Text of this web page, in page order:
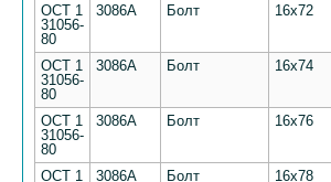
ОСТ 1
31056-
80
3086А Болт 16х72
ОСТ 1
31056-
80
3086А Болт 16х74
ОСТ 1
31056-
80
3086А Болт 16х76
ОСТ 1
3086А Болт 16х78